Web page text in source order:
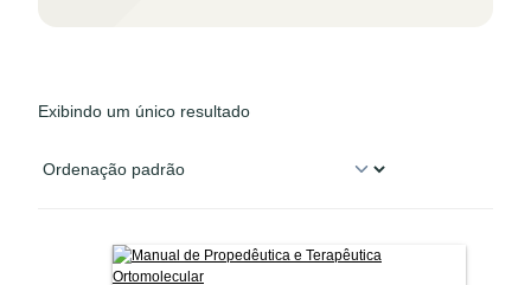
Exibindo um único resultado